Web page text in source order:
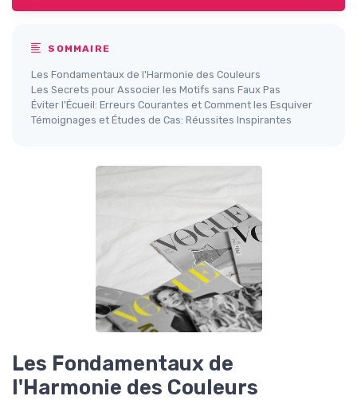
SOMMAIRE
Les Fondamentaux de l'Harmonie des Couleurs
Les Secrets pour Associer les Motifs sans Faux Pas
Éviter l'Écueil: Erreurs Courantes et Comment les Esquiver
Témoignages et Études de Cas: Réussites Inspirantes
Les Fondamentaux de
l'Harmonie des Couleurs